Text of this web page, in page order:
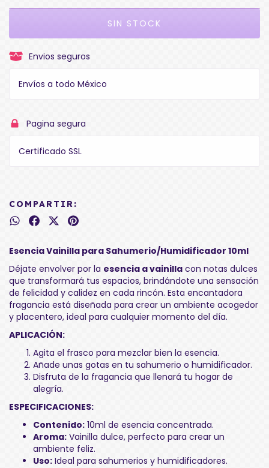
Envios seguros
Envíos a todo México
Pagina segura
Certificado SSL
COMPARTIR:
Esencia Vainilla para Sahumerio/Humidificador 10ml
Déjate envolver por la esencia a vainilla con notas dulces
que transformará tus espacios, brindándote una sensación
de felicidad y calidez en cada rincón. Esta encantadora
fragancia está diseñada para crear un ambiente acogedor
y placentero, ideal para cualquier momento del día.
APLICACIÓN:
Agita el frasco para mezclar bien la esencia.
Añade unas gotas en tu sahumerio o humidificador.
Disfruta de la fragancia que llenará tu hogar de
alegría.
ESPECIFICACIONES:
Contenido: 10ml de esencia concentrada.
Aroma: Vainilla dulce, perfecto para crear un
ambiente feliz.
Uso: Ideal para sahumerios y humidificadores.